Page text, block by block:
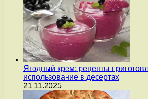
Ягодный крем: рецепты
использование в десертах
21.11.2025